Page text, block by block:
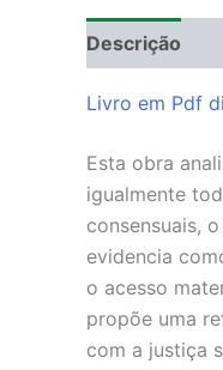
Descrição
Livro em Pdf
Esta obra
igualmente
consensuais,
evidencia
o acesso
propõe uma
com a justiça